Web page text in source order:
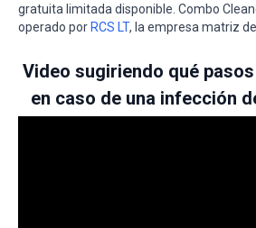
gratuita limitada disponible. Combo
operado porRCS LT, la empresa matriz de
Video sugiriendo qué
en caso de una infección